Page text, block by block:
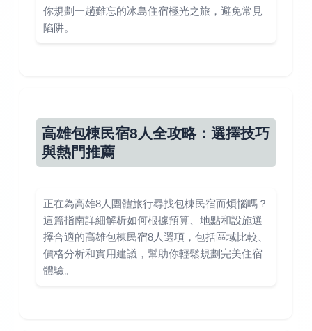
你規劃一趟難忘的冰島住宿極光之旅，避免常見
陷阱。
高雄包棟民宿8人全攻略：選擇技巧
與熱門推薦
正在為高雄8人團體旅行尋找包棟民宿而煩惱嗎？
這篇指南詳細解析如何根據預算、地點和設施選
擇合適的高雄包棟民宿8人選項，包括區域比較、
價格分析和實用建議，幫助你輕鬆規劃完美住宿
體驗。